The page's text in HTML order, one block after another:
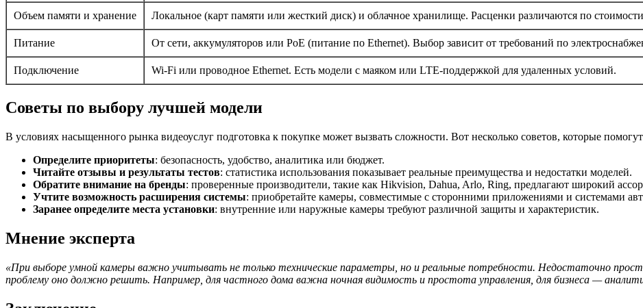
Объем памяти и хранение Локальное (карт памяти или жесткий диск) и облачное хранилище. Расценки различаются по
Питание От сети, аккумуляторов или PoE (питание по Ethernet). Выбор зависит от требований по
Подключение Wi-Fi или проводное Ethernet. Есть модели с маяком или LTE-поддержкой для удаленных условий.
Советы по выбору лучшей модели
В условиях насыщенного рынка видеоуслуг подготовка к покупке может вызвать сложности. Вот несколько советов, которые
Определите приоритеты: безопасность, удобство, аналитика или бюджет.
Читайте отзывы и результаты тестов: статистика использования показывает реальные преимущества и недостатки моделей.
Обратите внимание на бренды: проверенные производители, такие как Hikvision, Dahua, Arlo, Ring, предлагают широкий
Учтите возможность расширения системы: приобретайте камеры, совместимые с сторонними приложениями и системами
Заранее определите места установки: внутренние или наружные камеры требуют различной защиты и характеристик.
Мнение эксперта
«При выборе умной камеры важно учитывать не только технические параметры, но и реальные потребности. Недостаточно
проблему оно должно решить. Например, для частного дома важна ночная видимость и простота управления, для бизнеса —